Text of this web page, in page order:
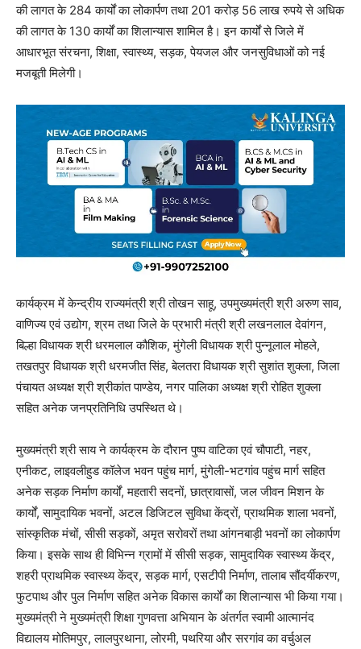
की लागत के 284 कार्यों का लोकार्पण तथा 201 करोड़ 56 लाख रुपये से अधिक
की लागत के 130 कार्यों का शिलान्यास शामिल है। इन कार्यों से जिले में
आधारभूत संरचना, शिक्षा, स्वास्थ्य, सड़क, पेयजल और जनसुविधाओं को नई
मजबूती मिलेगी।
कार्यक्रम में केन्द्रीय राज्यमंत्री श्री तोखन साहू, उपमुख्यमंत्री श्री अरुण साव,
वाणिज्य एवं उद्योग, श्रम तथा जिले के प्रभारी मंत्री श्री लखनलाल देवांगन,
बिल्हा विधायक श्री धरमलाल कौशिक, मुंगेली विधायक श्री पुन्नूलाल मोहले,
तखतपुर विधायक श्री धरमजीत सिंह, बेलतरा विधायक श्री सुशांत शुक्ला, जिला
पंचायत अध्यक्ष श्री श्रीकांत पाण्डेय, नगर पालिका अध्यक्ष श्री रोहित शुक्ला
सहित अनेक जनप्रतिनिधि उपस्थित थे।
मुख्यमंत्री श्री साय ने कार्यक्रम के दौरान पुष्प वाटिका एवं चौपाटी, नहर,
एनीकट, लाइवलीहुड कॉलेज भवन पहुंच मार्ग, मुंगेली-भटगांव पहुंच मार्ग सहित
अनेक सड़क निर्माण कार्यों, महतारी सदनों, छात्रावासों, जल जीवन मिशन के
कार्यों, सामुदायिक भवनों, अटल डिजिटल सुविधा केंद्रों, प्राथमिक शाला भवनों,
सांस्कृतिक मंचों, सीसी सड़कों, अमृत सरोवरों तथा आंगनबाड़ी भवनों का लोकार्पण
किया। इसके साथ ही विभिन्न ग्रामों में सीसी सड़क, सामुदायिक स्वास्थ्य केंद्र,
शहरी प्राथमिक स्वास्थ्य केंद्र, सड़क मार्ग, एसटीपी निर्माण, तालाब सौंदर्यीकरण,
फुटपाथ और पुल निर्माण सहित अनेक विकास कार्यों का शिलान्यास भी किया गया।
मुख्यमंत्री ने मुख्यमंत्री शिक्षा गुणवत्ता अभियान के अंतर्गत स्वामी आत्मानंद
विद्यालय मोतिमपुर, लालपुरथाना, लोरमी, पथरिया और सरगांव का वर्चुअल